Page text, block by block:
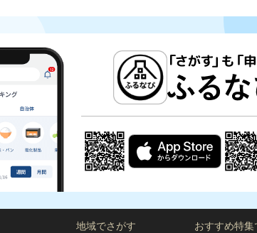
地域でさがす おすすめ特集